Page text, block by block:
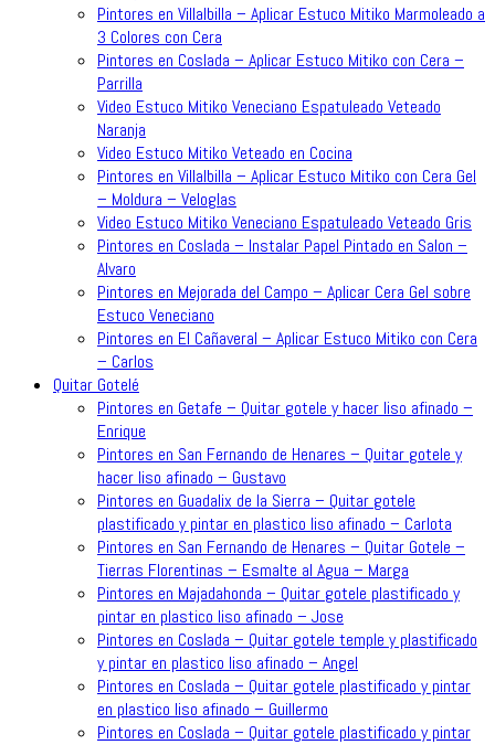
Pintores en Villalbilla – Aplicar Estuco Mitiko Marmoleado a
3 Colores con Cera
Pintores en Coslada – Aplicar Estuco Mitiko con Cera –
Parrilla
Video Estuco Mitiko Veneciano Espatuleado Veteado
Naranja
Video Estuco Mitiko Veteado en Cocina
Pintores en Villalbilla – Aplicar Estuco Mitiko con Cera Gel
– Moldura – Veloglas
Video Estuco Mitiko Veneciano Espatuleado Veteado Gris
Pintores en Coslada – Instalar Papel Pintado en Salon –
Alvaro
Pintores en Mejorada del Campo – Aplicar Cera Gel sobre
Estuco Veneciano
Pintores en El Cañaveral – Aplicar Estuco Mitiko con Cera
– Carlos
Quitar Gotelé
Pintores en Getafe – Quitar gotele y hacer liso afinado –
Enrique
Pintores en San Fernando de Henares – Quitar gotele y
hacer liso afinado – Gustavo
Pintores en Guadalix de la Sierra – Quitar gotele
plastificado y pintar en plastico liso afinado – Carlota
Pintores en San Fernando de Henares – Quitar Gotele –
Tierras Florentinas – Esmalte al Agua – Marga
Pintores en Majadahonda – Quitar gotele plastificado y
pintar en plastico liso afinado – Jose
Pintores en Coslada – Quitar gotele temple y plastificado
y pintar en plastico liso afinado – Angel
Pintores en Coslada – Quitar gotele plastificado y pintar
en plastico liso afinado – Guillermo
Pintores en Coslada – Quitar gotele plastificado y pintar